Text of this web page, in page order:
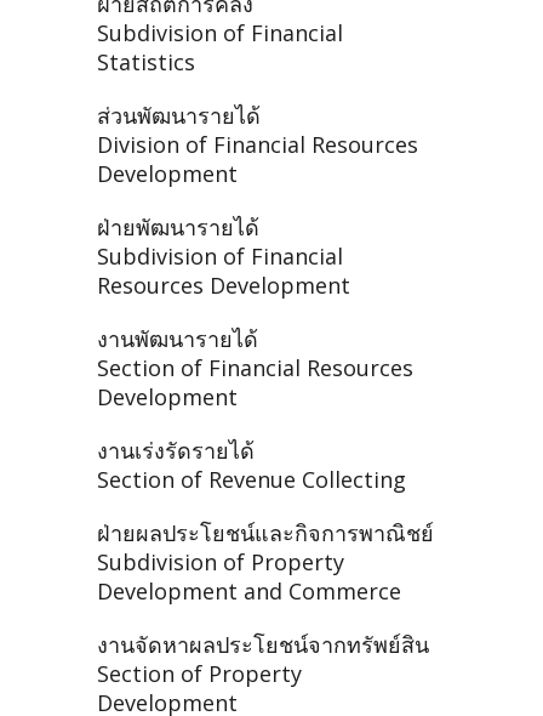
Subdivision of Financial
Statistics
ส่วนพัฒนารายได้
Division of Financial Resources
Development
ฝ่ายพัฒนารายได้
Subdivision of Financial
Resources Development
งานพัฒนารายได้
Section of Financial Resources
Development
งานเร่งรัดรายได้
Section of Revenue Collecting
ฝ่ายผลประโยชน์และกิจการพาณิชย์
Subdivision of Property
Development and Commerce
งานจัดหาผลประโยชน์จากทรัพย์สิน
Section of Property
Development